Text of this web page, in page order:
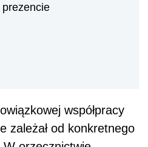
współpracy
zależał od konkretnego